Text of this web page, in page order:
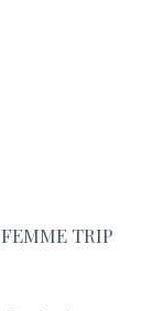
FEMME TRIP